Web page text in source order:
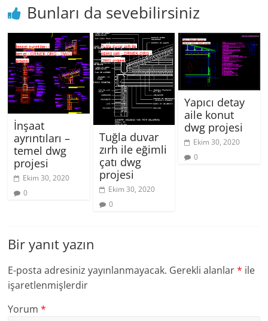
Bunları da sevebilirsiniz
İnşaat
ayrıntıları –
temel dwg
projesi
Ekim 30, 2020
0
Tuğla duvar
zırh ile eğimli
çatı dwg
projesi
Ekim 30, 2020
0
Yapıcı detay
aile konut
dwg projesi
Ekim 30, 2020
0
Bir yanıt yazın
E-posta adresiniz yayınlanmayacak. Gerekli alanlar* ile
işaretlenmişlerdir
Yorum*